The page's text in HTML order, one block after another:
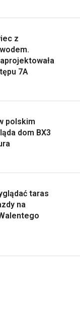
z
7A
polskim
dom BX3
taras
na